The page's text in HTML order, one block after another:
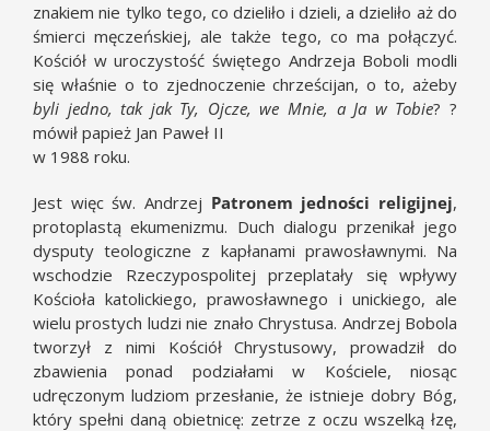
znakiem nie tylko tego, co dzieliło i dzieli, a dzieliło aż do
śmierci męczeńskiej, ale także tego, co ma połączyć.
Kościół w uroczystość świętego Andrzeja Boboli modli
się właśnie o to zjednoczenie chrześcijan, o to, ażeby
byli jedno, tak jak Ty, Ojcze, we Mnie, a Ja w Tobie? ?
mówił papież Jan Paweł II
w 1988 roku.
Jest więc św. Andrzej Patronem jedności religijnej,
protoplastą ekumenizmu. Duch dialogu przenikał jego
dysputy teologiczne z kapłanami prawosławnymi. Na
wschodzie Rzeczypospolitej przeplatały się wpływy
Kościoła katolickiego, prawosławnego i unickiego, ale
wielu prostych ludzi nie znało Chrystusa. Andrzej Bobola
tworzył z nimi Kościół Chrystusowy, prowadził do
zbawienia ponad podziałami w Kościele, niosąc
udręczonym ludziom przesłanie, że istnieje dobry Bóg,
który spełni daną obietnicę: zetrze z oczu wszelką łzę,